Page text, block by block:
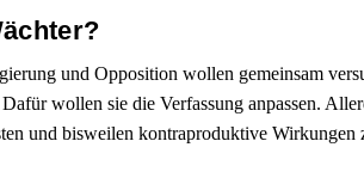
und Opposition wollen gemeinsam
wollen sie die Verfassung anpassen.
und bisweilen kontraproduktive Wirkungen